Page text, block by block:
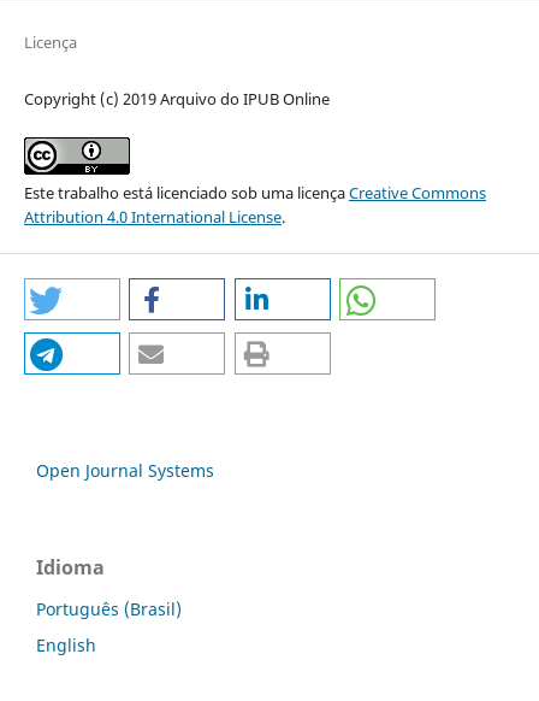
Licença
Copyright (c) 2019 Arquivo do IPUB Online
Este trabalho está licenciado sob uma licençaCreative Commons
Attribution 4.0 International License.
Open Journal Systems
Idioma
Português (Brasil)
English